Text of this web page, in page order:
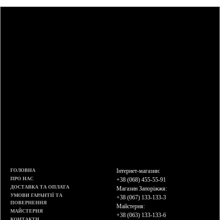
ГОЛОВНА
ПРО НАС
ДОСТАВКА ТА ОПЛАТА
УМОВИ ГАРАНТІЇ ТА
ПОВЕРНЕННЯ
МАЙСТЕРНЯ
Інтернет-магазин:
+38 (068) 455-55-91
Магазин Запоріжжя:
+38 (067) 133-133-3
Майстерня:
+38 (063) 133-133-6